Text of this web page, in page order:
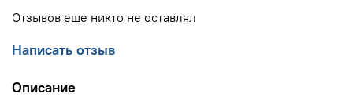
Отзывов еще никто не оставлял
Написать отзыв
Описание